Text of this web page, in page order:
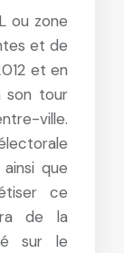
ou zone
et de
et en
son tour
ville.
que
ce
de la
sur le